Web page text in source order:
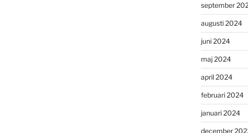
september
augusti 2024
juni 2024
maj 2024
april 2024
februari 2024
januari 2024
december